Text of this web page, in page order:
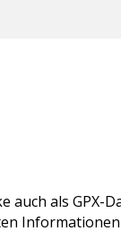
auch als GPX-